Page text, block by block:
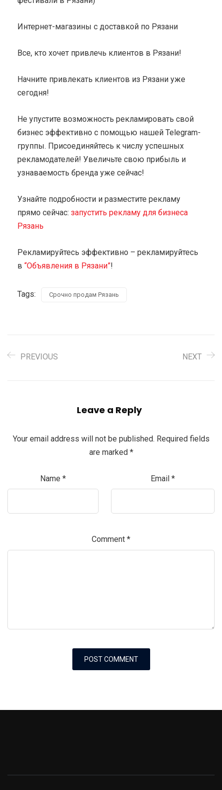
Интернет-магазины с доставкой по Рязани
Все, кто хочет привлечь клиентов в Рязани!
Начните привлекать клиентов из Рязани уже
сегодня!
Не упустите возможность рекламировать свой
бизнес эффективно с помощью нашей Telegram-
группы. Присоединяйтесь к числу успешных
рекламодателей! Увеличьте свою прибыль и
узнаваемость бренда уже сейчас!
Узнайте подробности и разместите рекламу
прямо сейчас: запустить рекламу для бизнеса
Рязань
Рекламируйтесь эффективно – рекламируйтесь
в “Объявления в Рязани”!
Tags: Срочно продам Рязань
PREVIOUS NEXT
Leave a Reply
Your email address will not be published. Required fields
are marked *
Name * Email *
Comment *